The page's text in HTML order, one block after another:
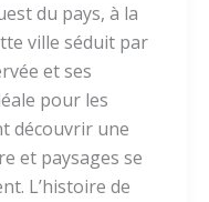
du pays, à la
ville séduit par
et ses
pour les
découvrir une
et paysages se
L’histoire de